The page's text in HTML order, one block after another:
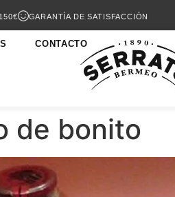
GARANTÍA DE SATISFACCIÓN
CONTACTO
de bonito